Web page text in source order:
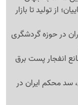
از تولید تا بازار
در حوزه گردشگری
انفجار پست برق
سد محکم ایران در